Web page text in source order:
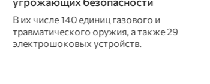
Сегодня на доме установили
дополнительный фасадный подъемник.
Это должно помочь ускорить